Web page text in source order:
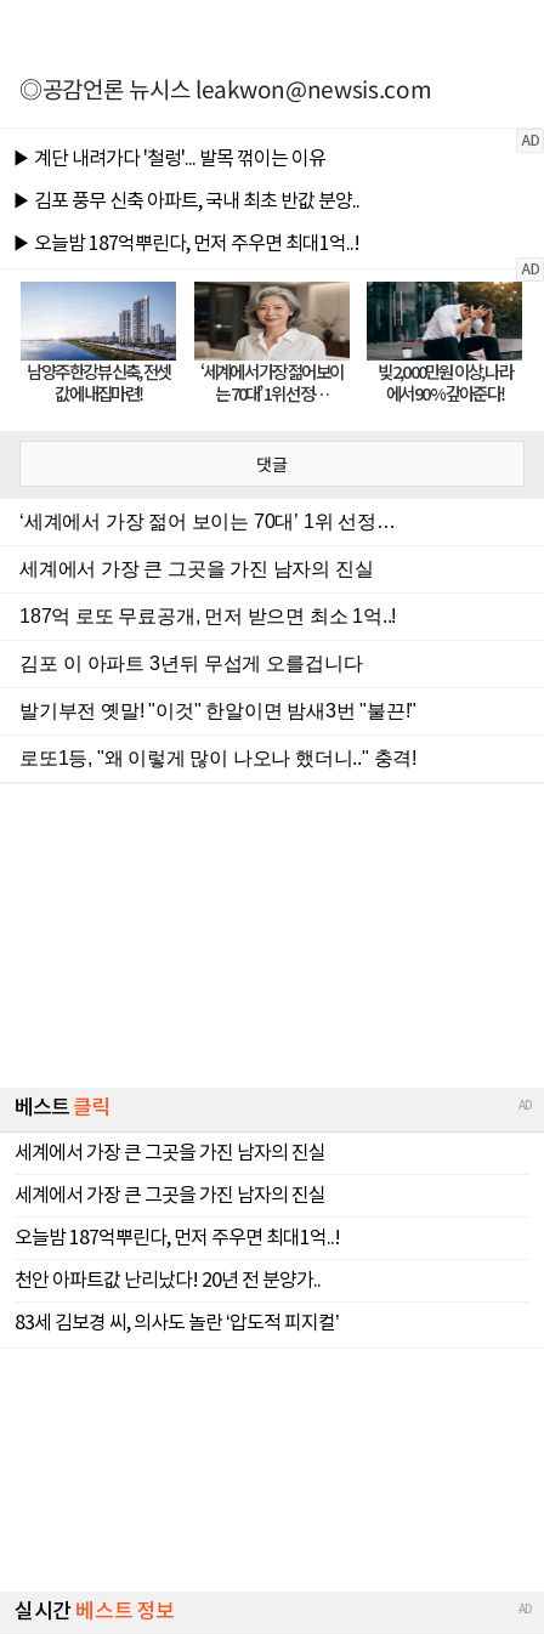
◎공감언론 뉴시스leakwon@newsis.com
댓글